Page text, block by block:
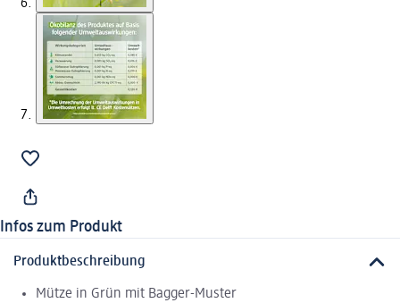
Infos zum Produkt
Produktbeschreibung
Mütze in Grün mit Bagger-Muster